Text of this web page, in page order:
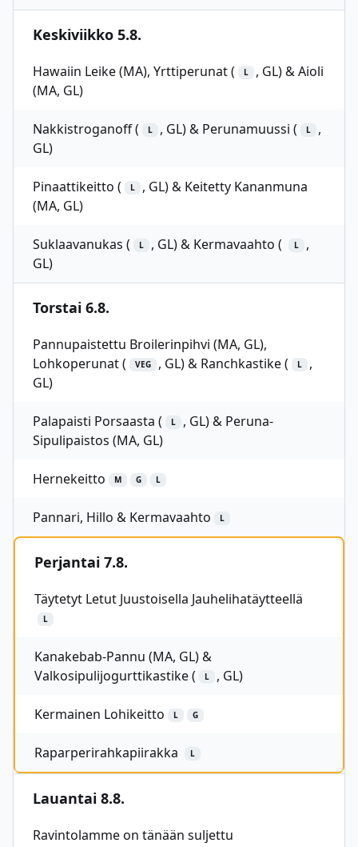
Keskiviikko 5.8.
Hawaiin Leike (MA), Yrttiperunat ( L
, GL) & Aioli
(MA, GL)
Nakkistroganoff ( L , GL) & Perunamuussi ( L
,
GL)
Pinaattikeitto ( L
, GL) & Keitetty Kananmuna
(MA, GL)
Suklaavanukas ( L , GL) & Kermavaahto ( L
,
GL)
Torstai 6.8.
Pannupaistettu Broilerinpihvi (MA, GL),
Lohkoperunat (
VEG , GL) & Ranchkastike ( L
,
GL)
Palapaisti Porsaasta ( L
, GL) & Peruna-
Sipulipaistos (MA, GL)
Hernekeitto M G L
Pannari, Hillo & Kermavaahto L
Perjantai 7.8.
Täytetyt Letut Juustoisella Jauhelihatäytteellä
L
Kanakebab-Pannu (MA, GL) &
Valkosipulijogurttikastike (
L , GL)
Kermainen Lohikeitto L G
Raparperirahkapiirakka L
Lauantai 8.8.
Ravintolamme on tänään suljettu